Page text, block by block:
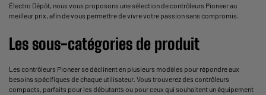
Électro Dépôt, nous vous proposons une sélection de contrôleurs Pioneer au
meilleur prix, afin de vous permettre de vivre votre passion sans compromis.
Les sous-catégories de produit
Les contrôleurs Pioneer se déclinent en plusieurs modèles pour répondre aux
besoins spécifiques de chaque utilisateur. Vous trouverez des contrôleurs
compacts, parfaits pour les débutants ou pour ceux qui souhaitent un équipement